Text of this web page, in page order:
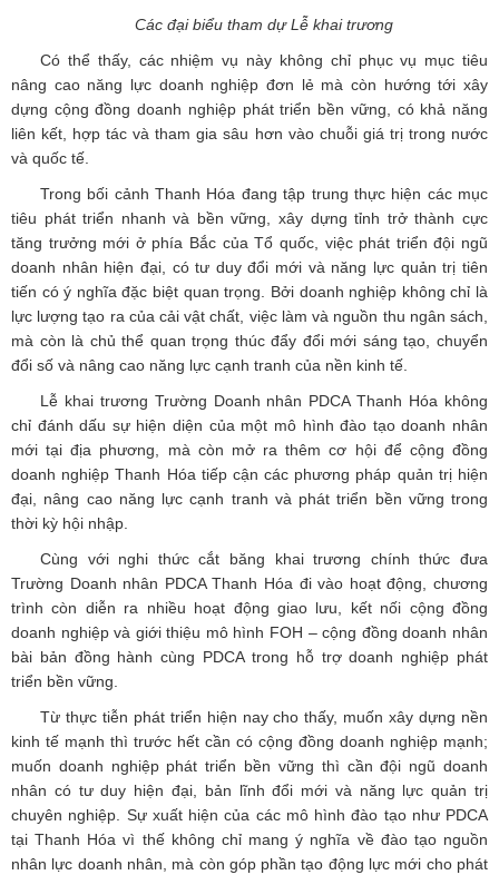
Các đại biểu tham dự Lễ khai trương
Có thể thấy, các nhiệm vụ này không chỉ phục vụ mục tiêu
nâng cao năng lực doanh nghiệp đơn lẻ mà còn hướng tới xây
dựng cộng đồng doanh nghiệp phát triển bền vững, có khả năng
liên kết, hợp tác và tham gia sâu hơn vào chuỗi giá trị trong nước
và quốc tế.
Trong bối cảnh Thanh Hóa đang tập trung thực hiện các mục
tiêu phát triển nhanh và bền vững, xây dựng tỉnh trở thành cực
tăng trưởng mới ở phía Bắc của Tổ quốc, việc phát triển đội ngũ
doanh nhân hiện đại, có tư duy đổi mới và năng lực quản trị tiên
tiến có ý nghĩa đặc biệt quan trọng. Bởi doanh nghiệp không chỉ là
lực lượng tạo ra của cải vật chất, việc làm và nguồn thu ngân sách,
mà còn là chủ thể quan trọng thúc đẩy đổi mới sáng tạo, chuyển
đổi số và nâng cao năng lực cạnh tranh của nền kinh tế.
Lễ khai trương Trường Doanh nhân PDCA Thanh Hóa không
chỉ đánh dấu sự hiện diện của một mô hình đào tạo doanh nhân
mới tại địa phương, mà còn mở ra thêm cơ hội để cộng đồng
doanh nghiệp Thanh Hóa tiếp cận các phương pháp quản trị hiện
đại, nâng cao năng lực cạnh tranh và phát triển bền vững trong
thời kỳ hội nhập.
Cùng với nghi thức cắt băng khai trương chính thức đưa
Trường Doanh nhân PDCA Thanh Hóa đi vào hoạt động, chương
trình còn diễn ra nhiều hoạt động giao lưu, kết nối cộng đồng
doanh nghiệp và giới thiệu mô hình FOH – cộng đồng doanh nhân
bài bản đồng hành cùng PDCA trong hỗ trợ doanh nghiệp phát
triển bền vững.
Từ thực tiễn phát triển hiện nay cho thấy, muốn xây dựng nền
kinh tế mạnh thì trước hết cần có cộng đồng doanh nghiệp mạnh;
muốn doanh nghiệp phát triển bền vững thì cần đội ngũ doanh
nhân có tư duy hiện đại, bản lĩnh đổi mới và năng lực quản trị
chuyên nghiệp. Sự xuất hiện của các mô hình đào tạo như PDCA
tại Thanh Hóa vì thế không chỉ mang ý nghĩa về đào tạo nguồn
nhân lực doanh nhân, mà còn góp phần tạo động lực mới cho phát